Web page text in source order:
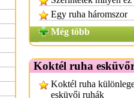
Egy ruha háromszor
Még több
Koktél ruha
Koktél ruha
esküvői ruhák